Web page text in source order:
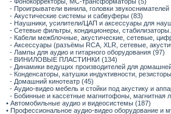
- Проигрыватели винила, головки
- Акустические системы и сабвуферы (83)
- Наушники, усилители/ЦАП и аксессуары для
- Сетевые фильтры, кондиционеры,
- Кабели межблочные, акустические, сетевые,
- Аксессуары (разъёмы RCA, XLR, сетевые,
- Лампы для аудио и гитарного оборудования (97)
- ВИНИЛОВЫЕ ПЛАСТИНКИ (134)
- Динамики ведущих производителей для
- Конденсаторы, катушки индуктивности,
- Домашний кинотеатр (45)
- Аудио-видео мебель и стойки под акустику и
- Бобинные и кассетные магнитофоны, магнитная
• Автомобильные аудио и видеосистемы (187)
• Профессиональное аудио-видео оборудование и